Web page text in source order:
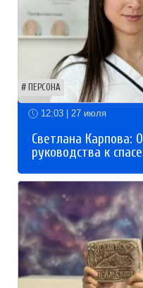
ПЕРСОНА
12:03 | 27 июля
Светлана Карпова:
руководства к